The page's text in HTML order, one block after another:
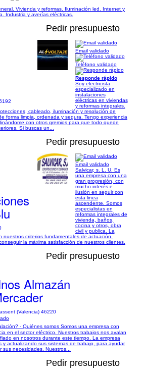
Vivienda y reformas. Iluminación led. Internet y
Industria y averías eléctricas.
Pedir presupuesto
Email validado
Teléfono validado
Responde rápido
Soy electricista
especializado en
instalaciones
eléctricas en viviendas
y reformas integrales.
cableado, iluminación y resolución de
forma limpia, ordenada y segura. Tengo experiencia
con otros gremios para que todo quede
Si buscas un...
Pedir presupuesto
Email validado
Salvicar, s. L. U. Es
una empresa con una
gran progresión, con
mucho interés e
ilusión en seguir con
esta linea
ascendente. Somos
especialistas en
reformas integrales de
vivienda, baños,
cocina y otros, obra
civil y publica. La
nuestros criterios fundamentales de actuación.
la máxima satisfacción de nuestros clientes.
Pedir presupuesto
Almazán
(Valencia) 46220
- Quiénes somos Somos una empresa con
en el sector eléctrico. Nuestros trabajos nos avalan
en nosotros durante este tiempo. La empresa
y actualizando sus sistemas de trabajo, para ayudar
necesidades. Nuestros...
Pedir presupuesto